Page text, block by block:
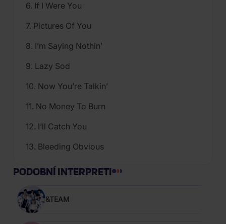
6. If I Were You
7. Pictures Of You
8. I’m Saying Nothin’
9. Lazy Sod
10. Now You’re Talkin’
11. No Money To Burn
12. I’ll Catch You
13. Bleeding Obvious
PODOBNÍ INTERPRETI
&TEAM